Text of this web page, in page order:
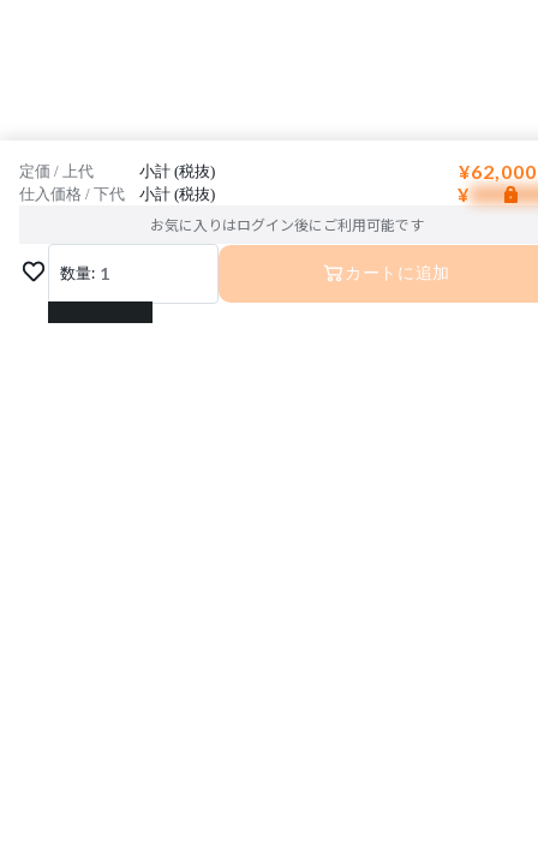
定価 / 上代 小計 (税抜)
仕入価格 / 下代 小計 (税抜) ¥
お気に入りはログイン後にご利用可能です
数量: 1
1
カートに追加